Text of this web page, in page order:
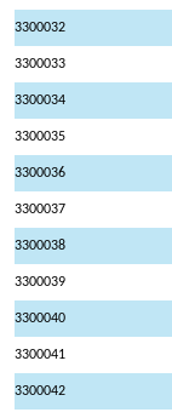
3300032
3300033
3300034
3300035
3300036
3300037
3300038
3300039
3300040
3300041
3300042